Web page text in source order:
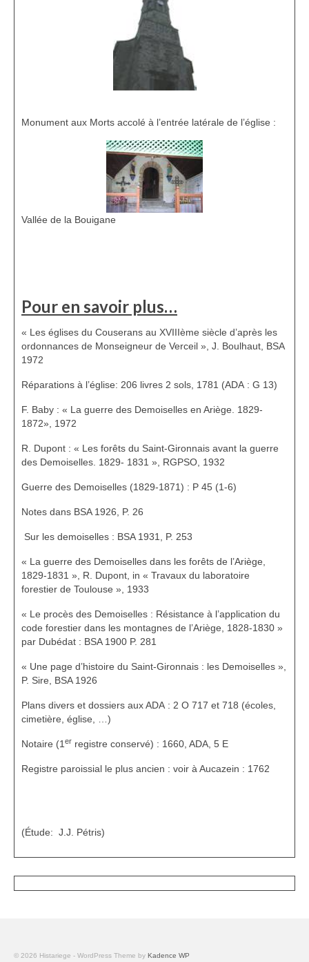
Monument aux Morts accolé à l’entrée latérale de l’église :
Vallée de la Bouigane
Pour en savoir plus…
« Les églises du Couserans au XVIIIème siècle d’après les
ordonnances de Monseigneur de Verceil », J. Boulhaut, BSA
1972
Réparations à l’église: 206 livres 2 sols, 1781 (ADA : G 13)
F. Baby : « La guerre des Demoiselles en Ariège. 1829-
1872», 1972
R. Dupont : « Les forêts du Saint-Gironnais avant la guerre
des Demoiselles. 1829- 1831 », RGPSO, 1932
Guerre des Demoiselles (1829-1871) : P 45 (1-6)
Notes dans BSA 1926, P. 26
Sur les demoiselles : BSA 1931, P. 253
« La guerre des Demoiselles dans les forêts de l’Ariège,
1829-1831 », R. Dupont, in « Travaux du laboratoire
forestier de Toulouse », 1933
« Le procès des Demoiselles : Résistance à l’application du
code forestier dans les montagnes de l’Ariège, 1828-1830 »
par Dubédat : BSA 1900 P. 281
« Une page d’histoire du Saint-Gironnais : les Demoiselles »,
P. Sire, BSA 1926
Plans divers et dossiers aux ADA : 2 O 717 et 718 (écoles,
cimetière, église, …)
Notaire (1er registre conservé) : 1660, ADA, 5 E
Registre paroissial le plus ancien : voir à Aucazein : 1762
(Étude: J.J. Pétris)
© 2026 Histariege - WordPress Theme by Kadence WP